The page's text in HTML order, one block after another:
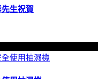
生祝賀